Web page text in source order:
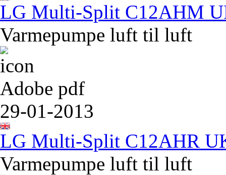
LG Multi-Split C12AHM
Varmepumpe luft til luft
Adobe pdf
29-01-2013
LG Multi-Split C12AHR
Varmepumpe luft til luft